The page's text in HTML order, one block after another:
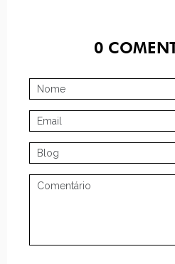
0